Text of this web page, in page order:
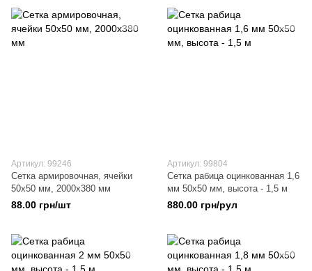
Артикул: 99246
Сетка армировочная, ячейки
50х50 мм, 2000х380 мм
88.00 грн/шт
Артикул: 99804
Сетка рабица оцинкованная 1,6
мм 50х50 мм, высота - 1,5 м
880.00 грн/рул